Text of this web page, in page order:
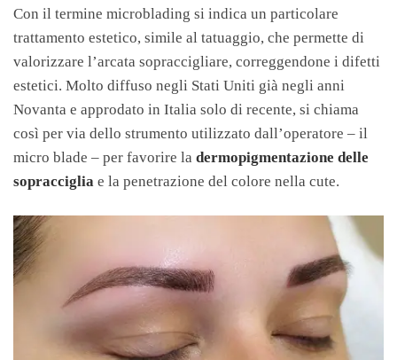
Con il termine microblading si indica un particolare
trattamento estetico, simile al tatuaggio, che permette di
valorizzare l’arcata sopraccigliare, correggendone i difetti
estetici. Molto diffuso negli Stati Uniti già negli anni
Novanta e approdato in Italia solo di recente, si chiama
così per via dello strumento utilizzato dall’operatore – il
micro blade – per favorire la dermopigmentazione delle
sopracciglia e la penetrazione del colore nella cute.